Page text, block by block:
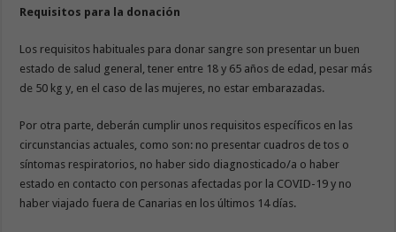
Requisitos para la donación
Los requisitos habituales para donar sangre son presentar un buen
estado de salud general, tener entre 18 y 65 años de edad, pesar más
de 50 kg y, en el caso de las mujeres, no estar embarazadas.
Por otra parte, deberán cumplir unos requisitos específicos en las
circunstancias actuales, como son: no presentar cuadros de tos o
síntomas respiratorios, no haber sido diagnosticado/a o haber
estado en contacto con personas afectadas por la COVID-19 y no
haber viajado fuera de Canarias en los últimos 14 días.